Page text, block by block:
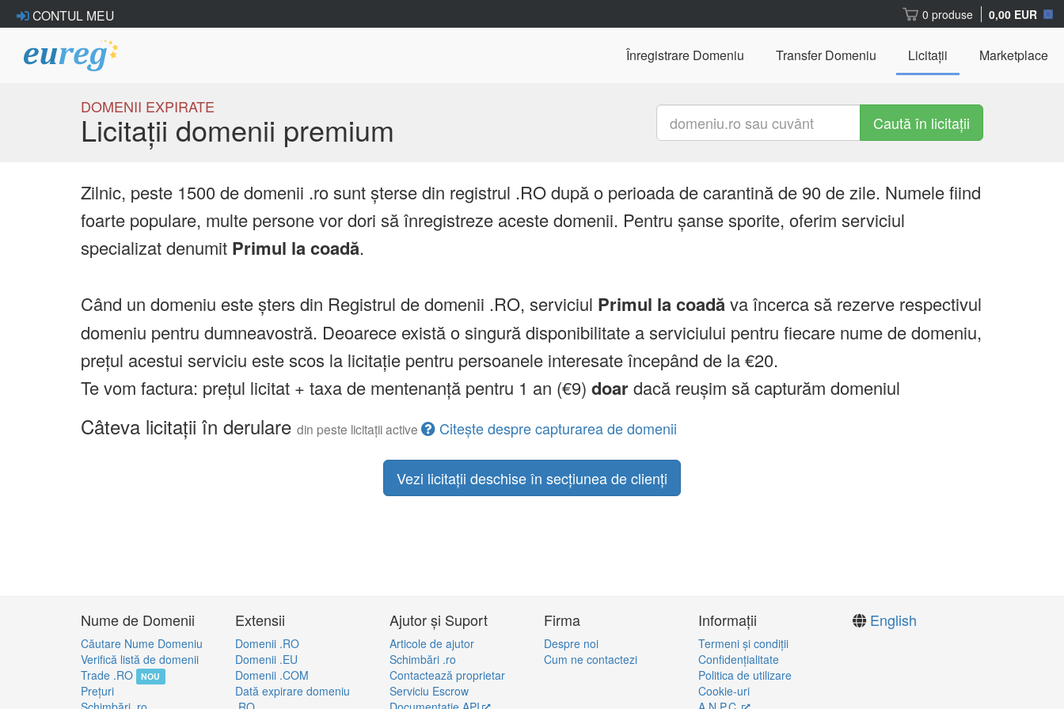
CONTUL MEU 0 produse 0,00 EUR
Înregistrare Domeniu Transfer Domeniu Licitații Marketplace
DOMENII EXPIRATE
Licitații domenii premium Caută în licitații
Zilnic, peste 1500 de domenii .ro sunt șterse din registrul .RO după o perioada de carantină de 90 de zile. Numele fiind
foarte populare, multe persone vor dori să înregistreze aceste domenii. Pentru șanse sporite, oferim serviciul
specializat denumit Primul la coadă.
Când un domeniu este șters din Registrul de domenii .RO, serviciul Primul la coadăva încerca să rezerve respectivul
domeniu pentru dumneavostră. Deoarece există o singură disponibilitate a serviciului pentru fiecare nume de domeniu,
prețul acestui serviciu este scos la licitație pentru persoanele interesate începând de la €20.
Te vom factura: prețul licitat + taxa de mentenanță pentru 1 an (€9) doardacă reușim să capturăm domeniul
Câteva licitații în derulare din peste licitații active Citește despre capturarea de domenii
Vezi licitații deschise în secțiunea de clienți
Nume de Domenii
Căutare Nume Domeniu
Verifică listă de domenii
Trade .RO
NOU
Preţuri
Extensii
Domenii .RO
Domenii .EU
Domenii .COM
Dată expirare domeniu
Ajutor și Suport
Articole de ajutor
Schimbări .ro
Contactează proprietar
Serviciu Escrow
Firma
Despre noi
Cum ne contactezi
Informații
Termeni şi condiţii
Confidenţialitate
Politica de utilizare
Cookie-uri
English